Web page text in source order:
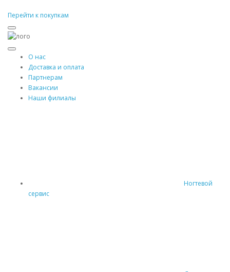
Перейти к покупкам
О нас
Доставка и оплата
Партнерам
Вакансии
Наши филиалы
Ногтевой
сервис